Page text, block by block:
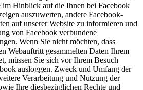
im Hinblick auf die Ihnen bei Facebook
auszuwerten, andere Facebook-
auf unserer Website zu informieren und
von Facebook verbundene
Wenn Sie nicht möchten, dass
Webauftritt gesammelten Daten Ihrem
müssen Sie sich vor Ihrem Besuch
ausloggen. Zweck und Umfang der
Verarbeitung und Nutzung der
Ihre diesbezüglichen Rechte und